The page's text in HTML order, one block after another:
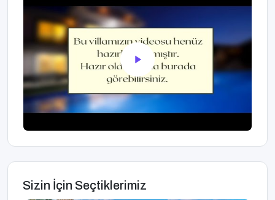
Sizin İçin Seçtiklerimiz